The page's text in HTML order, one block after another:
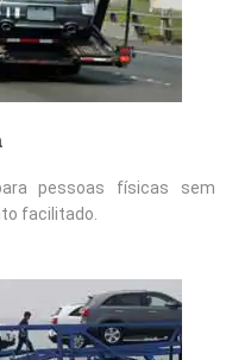
pessoas físicas sem
facilitado.